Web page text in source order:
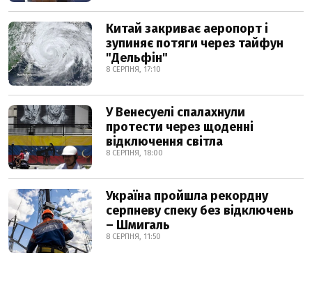
Китай закриває аеропорт і
зупиняє потяги через тайфун
"Дельфін"
8 СЕРПНЯ, 17:10
У Венесуелі спалахнули
протести через щоденні
відключення світла
8 СЕРПНЯ, 18:00
Україна пройшла рекордну
серпневу спеку без відключень
– Шмигаль
8 СЕРПНЯ, 11:50